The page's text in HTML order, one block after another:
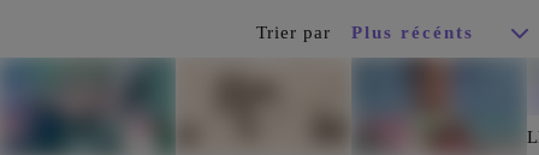
Trier par